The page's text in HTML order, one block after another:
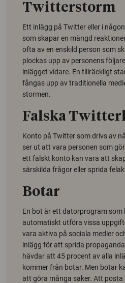
Twitterstorm
Ett inlägg på Twitter eller i
som skapar en mängd
ofta av en enskild person som
plockas upp av personens
inlägget vidare. En tillräckligt
fångas upp av traditionella
stormen.
Falska
Konto på Twitter som drivs av
ser ut att vara personen som
ett falskt konto kan vara att
särskilda frågor eller sprida
Botar
En bot är ett datorprogram
automatiskt utföra vissa
vara aktiva på sociala medier
inlägg för att sprida
hävdar att 45 procent av alla
kommer från botar. Men botar
att göra många saker. Att posta